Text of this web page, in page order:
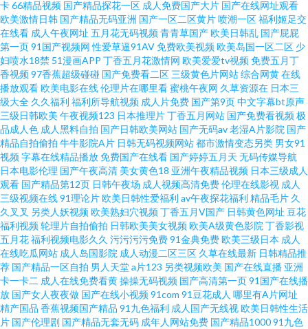
产精品永久免费熟女 a天堂8 97资源福利在线 乳头久久一区国产传媒 日本看
片 超碰丝袜AV 色妹妹在线视频 福利视频导航网址 中文字幕最新aV 蜜桃九九
精品 99国产九九精品久久 91色色网站入口 人人视频renren 91在线15p 四虎
91蜜桃在线 手机在线播放黄色片 久久精品人妻中文字幕 97伦理剧 91成人视
频一区 人人人人上人 超碰71av 色91色欧美 狠狠操狠狠鲁 制服人形 久久
99erCom 91白丝国产 在线免费韩国电影 日本伦理大全 国产情侣普通话对白
国产精品福利区 亚欧日韩 可以免费看电影 av色先锋 WWW欧美精品 亚洲一
区免费看 日本动作片网址 日韩欧美另类 久久香蕉成人AV 91视频免费网站 日
韩免费一二三四 色农夫导航 伊人视频 欧美高清视频一区二区 草莓视频在 诱
惑网址 欧美Aⅴ手机在线 波多野吉衣中文 97人人操操人人 色福利导航网 国产
卡66精品视频 国产精品探花一区 成人免费国产大片 国产在线网址观看
欧美激情日韩 国产精品无码亚洲 国产一区二区黄片喷潮一区福利姬足交
在线看 成人午夜网址 五月花无码视频青青草国产欧美日韩乱 国产屁屁
第一页91国产视频网 性爱草逼91AV免费欧美视频欧美岛国一区二区 少
妇喷水18禁 51漫画APP 丁香五月花激情网 欧美爱爱tv视频免费五月丁
香视频97香蕉超级碰碰 国产免费看二区三级黄色片网站综合网黄在线
播放观看欧美电影在线伦理片在哪里看蜜桃午夜网 久草资源在 日本三
级大全 久久福利 福利所导航视频 成人片免费 国产第9页中文字幕bt原声
三级日韩欧美 午夜视频123 日本推理片丁香五月网站 国产免费看视频极
品成人色 成人黑料自拍 国产日韩欧美网站 国产无码av老湿A片影院 国产
精品自拍偷拍 牛牛影院A片 日韩无码视频网站都市激情变态另类 男女91
视频字幕在线精品播放免费国产在线看 国产婷婷五月天 无码传媒导航
日本电影伦理 国产午夜高清 美女黄色18 亚洲午夜精品视频 日本三级成人
观看 国产精品第12页 日韩午夜场 成人视频高清免费伦理在线影视 成人
三级视频在线91理论片欧美日韩性爱福利 av午夜探花福利 精品毛片 久
久叉叉 另类人妖视频欧美熟妇穴视频丁香五月V国产 日韩黄色网址 豆花
福利视频轮理片自拍偷拍 日韩欧美美女视频欧美A级黄色影院丁香影视
五月花福利视频电影久久 污污污污免费91金典免费欧美三级日本 成人
在线吃瓜网站 成人岛国影院 成人动漫二区三区 久草在线最新 日韩精品推
荐 国产精品一区自拍 男人天堂a片123 另类视频欧美 国产在线直播 亚洲
卡一卡二 成人在线免费看黄操操无码视频 国产高清第一页91国产在线播
放 国产女人夜夜做 国产在线小视频91com 91豆花成人 哪里有A片网址
精产国品 香蕉视频国产精品 91九色福利 成人国产无线视欧美日韩性生活
片 国产伦理剧 国产精品无套无码 成年人网站免费 国产精品100091九色